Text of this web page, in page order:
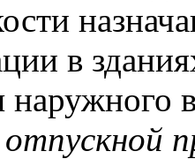
в
наружного
отпускной